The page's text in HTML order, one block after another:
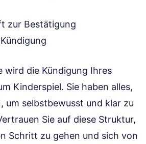
zur Bestätigung
wird die Kündigung Ihres
Kinderspiel. Sie haben alles,
um selbstbewusst und klar zu
Sie auf diese Struktur,
Schritt zu gehen und sich von